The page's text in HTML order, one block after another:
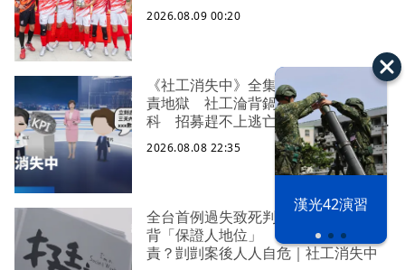
漢光42演習
2026.08.09 00:20
《社工消失中》全集 八成過勞陷究
責地獄 社工淪背鍋垃圾桶求助身心
科 招募趕不上逃亡潮 全台社工缺
口警報 揭薪資回捐黑幕 血汗錢遭
剝削
2026.08.08 22:35
全台首例過失致死判刑 社工陳尚潔
背「保證人地位」 機構脫身基層扛
責？剴剴案後人人自危｜社工消失中